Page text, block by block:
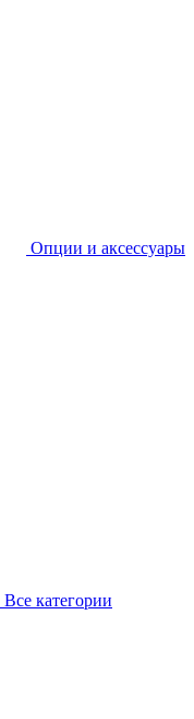
Опции и аксессуары
Все категории